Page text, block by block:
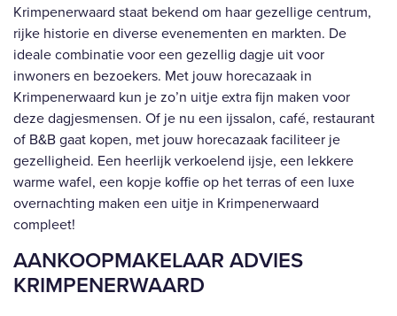
Krimpenerwaard staat bekend om haar gezellige centrum,
rijke historie en diverse evenementen en markten. De
ideale combinatie voor een gezellig dagje uit voor
inwoners en bezoekers. Met jouw horecazaak in
Krimpenerwaard kun je zo’n uitje extra fijn maken voor
deze dagjesmensen. Of je nu een ijssalon, café, restaurant
of B&B gaat kopen, met jouw horecazaak faciliteer je
gezelligheid. Een heerlijk verkoelend ijsje, een lekkere
warme wafel, een kopje koffie op het terras of een luxe
overnachting maken een uitje in Krimpenerwaard
compleet!
AANKOOPMAKELAAR ADVIES
KRIMPENERWAARD